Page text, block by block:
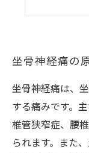
坐骨神経痛の
坐骨神経痛は、
する痛みです。
椎管狭窄症、腰
られます。また